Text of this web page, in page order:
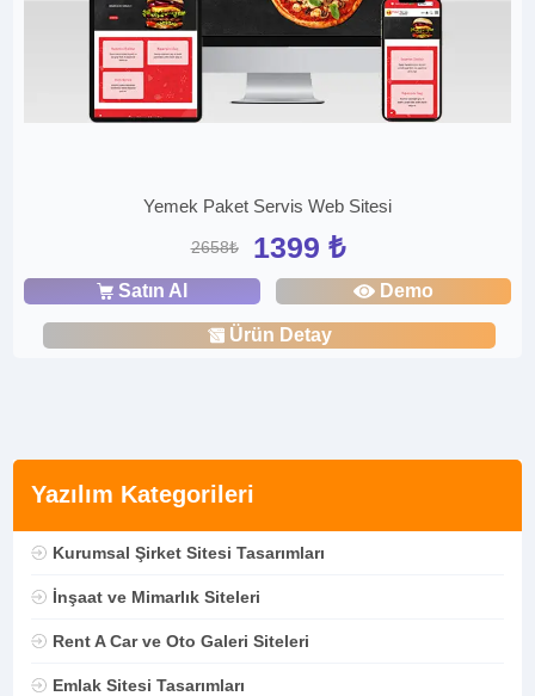
Yazılım Kategorileri
Kurumsal Şirket Sitesi Tasarımları
İnşaat ve Mimarlık Siteleri
Rent A Car ve Oto Galeri Siteleri
Emlak Sitesi Tasarımları
Yemek Paket Servis Web Sitesi
2658₺ 1399 ₺
Satın Al Demo
Ürün Detay